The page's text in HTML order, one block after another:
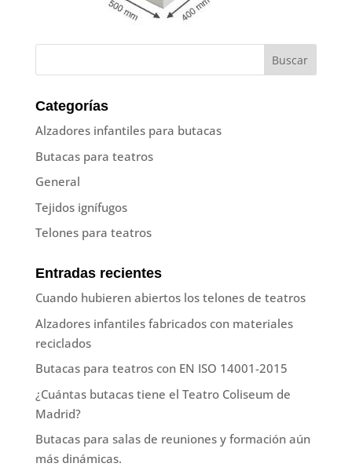
Categorías
Alzadores infantiles para butacas
Butacas para teatros
General
Tejidos ignífugos
Telones para teatros
Entradas recientes
Cuando hubieren abiertos los telones de teatros
Alzadores infantiles fabricados con materiales
reciclados
Butacas para teatros con EN ISO 14001-2015
¿Cuántas butacas tiene el Teatro Coliseum de
Madrid?
Butacas para salas de reuniones y formación aún
más dinámicas.